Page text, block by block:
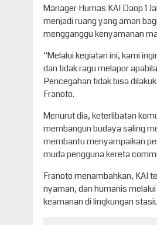
Manager Humas KAI Daop 1
menjadi ruang yang aman
mengganggu kenyamanan
“Melalui kegiatan ini, kami
dan tidak ragu melapor
Pencegahan tidak bisa
Franoto.
Menurut dia, keterlibatan
membangun budaya saling
membantu menyampaikan
muda pengguna kereta
Franoto menambahkan, KAI
nyaman, dan humanis
keamanan di lingkungan